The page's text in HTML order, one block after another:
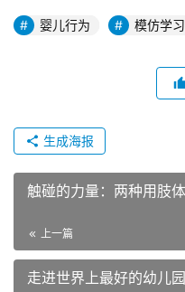
婴儿行为 模仿学习
生成海报
触碰的力量：两种用肢
上一篇
走进世界上最好的幼儿园